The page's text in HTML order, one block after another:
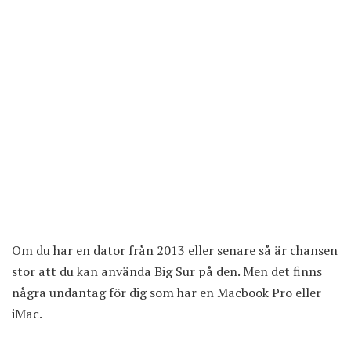
Om du har en dator från 2013 eller senare så är chansen
stor att du kan använda Big Sur på den. Men det finns
några undantag för dig som har en Macbook Pro eller
iMac.